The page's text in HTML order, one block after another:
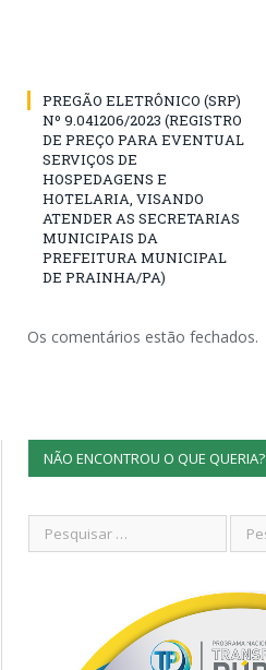
PREGÃO ELETRÔNICO (SRP)
Nº 9.041206/2023 (REGISTRO
DE PREÇO PARA EVENTUAL
SERVIÇOS DE
HOSPEDAGENS E
HOTELARIA, VISANDO
ATENDER AS SECRETARIAS
MUNICIPAIS DA
PREFEITURA MUNICIPAL
DE PRAINHA/PA)
Os comentários estão fechados.
NÃO ENCONTROU O QUE QUERIA?